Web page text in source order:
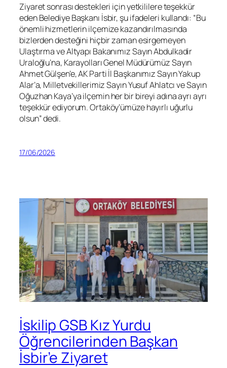
Ziyaret sonrası destekleri için yetkililere teşekkür
eden Belediye Başkanı İsbir, şu ifadeleri kullandı: “Bu
önemli hizmetlerin ilçemize kazandırılmasında
bizlerden desteğini hiçbir zaman esirgemeyen
Ulaştırma ve Altyapı Bakanımız Sayın Abdulkadir
Uraloğlu’na, Karayolları Genel Müdürümüz Sayın
Ahmet Gülşen’e, AK Parti İl Başkanımız Sayın Yakup
Alar’a, Milletvekillerimiz Sayın Yusuf Ahlatcı ve Sayın
Oğuzhan Kaya’ya ilçemin her bir bireyi adına ayrı ayrı
teşekkür ediyorum. Ortaköy’ümüze hayırlı uğurlu
olsun” dedi.
17/06/2026
İskilip GSB Kız Yurdu
Öğrencilerinden Başkan
İsbir’e Ziyaret